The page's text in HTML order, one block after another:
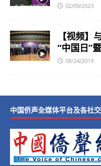
02/09/2023
【视频】
“中国日”
08/24/2019
中国侨声全媒体平台及各社